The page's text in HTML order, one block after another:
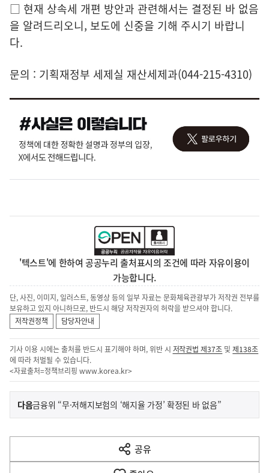
□ 현재 상속세 개편 방안과 관련해서는 결정된 바 없음
을 알려드리오니, 보도에 신중을 기해 주시기 바랍니
다.
문의 : 기획재정부 세제실 재산세제과(044-215-4310)
'텍스트'에 한하여 공공누리 출처표시의 조건에 따라 자유이용이
가능합니다.
단, 사진, 이미지, 일러스트, 동영상 등의 일부 자료는 문화체육관광부가 저작권 전부를
보유하고 있지 아니하므로, 반드시 해당 저작권자의 허락을 받으셔야 합니다.
저작권정책
담당자안내
기사 이용 시에는 출처를 반드시 표기해야 하며, 위반 시 저작권법 제37조 및제138조
에 따라 처벌될 수 있습니다.
<자료출처=정책브리핑 www.korea.kr>
이
전
다
음
다음기
사
금융위 “무·저해지보험의 ‘해지율 가정’ 확정된 바 없음”
공유
열
기